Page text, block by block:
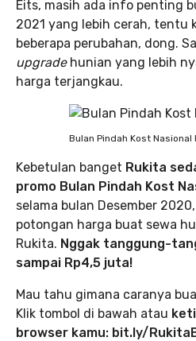
Eits, masih ada info penting
2021 yang lebih cerah, tentu
beberapa perubahan, dong.
upgradehunian yang lebih
harga terjangkau.
Bulan Pindah Kost Nasional
Kebetulan banget Rukita
promo Bulan Pindah Kost
selama bulan Desember
potongan harga buat sewa
Rukita. Nggak tanggung-
sampai Rp4,5 juta!
Mau tahu gimana caranya
Klik tombol di bawah atau
browser kamu: bit.ly/